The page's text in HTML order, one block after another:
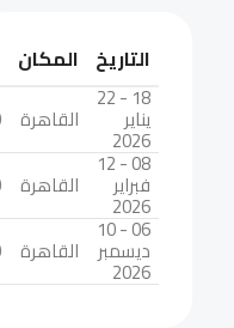
التاريخ المكان
18 - 22
يناير
2026
القاهرة
08 - 12
فبراير
2026
القاهرة
06 - 10
ديسمبر
2026
القاهرة